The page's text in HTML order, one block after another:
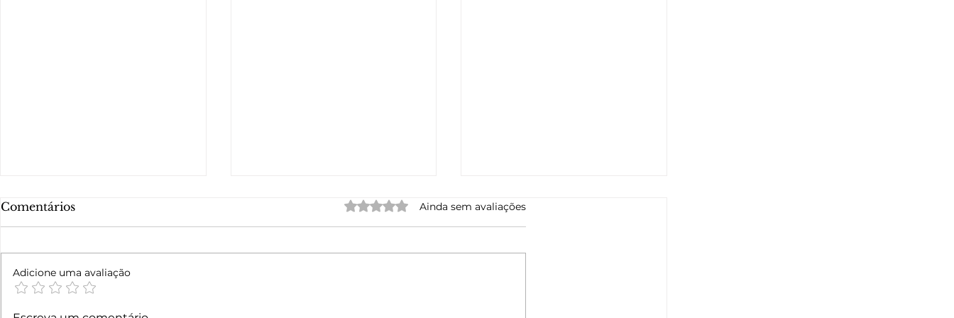
Comentários Avaliado com 0 de 5 estrelas.
Ainda sem avaliações
Adicione uma avaliação